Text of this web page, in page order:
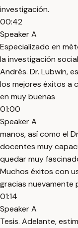
investigación.
00:42
Speaker A
Especializado en
la investigación
Andrés. Dr. Lubwin,
los mejores éxitos a
en muy buenas
01:00
Speaker A
manos, así como el
docentes muy
quedar muy
Muchos éxitos con
gracias nuevamente
01:14
Speaker A
Tesis. Adelante,